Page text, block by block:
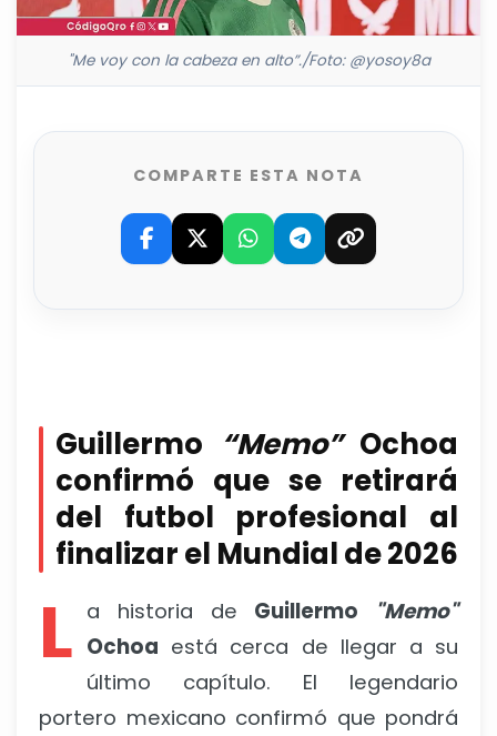
"Me voy con la cabeza en alto”./Foto: @yosoy8a
COMPARTE ESTA NOTA
Guillermo “Memo” Ochoa
confirmó que se retirará
del futbol profesional al
finalizar el Mundial de 2026
L a historia de Guillermo "Memo"
Ochoa está cerca de llegar a su
último capítulo. El legendario
portero mexicano confirmó que pondrá